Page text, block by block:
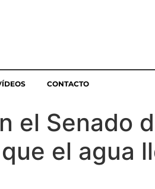
CONTACTO
el Senado
el agua